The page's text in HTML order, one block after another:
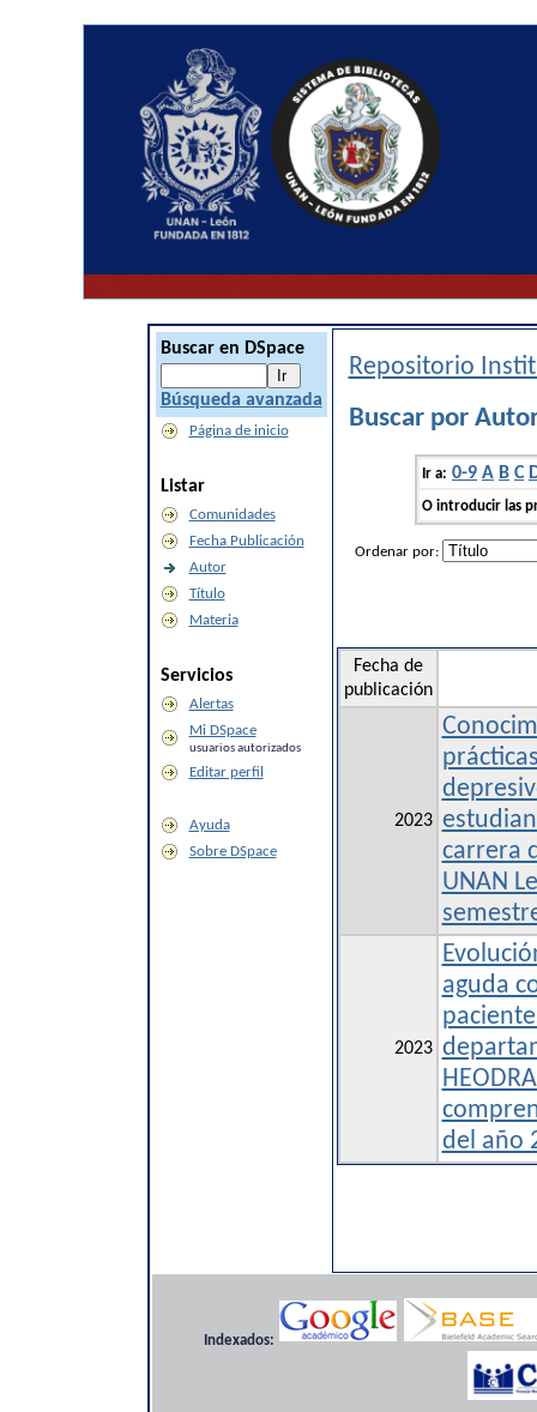
Buscar en DSpace
Búsqueda avanzada
Página de inicio
Listar
Comunidades
Fecha Publicación
Autor
Título
Materia
Servicios
Alertas
Mi DSpace
usuarios autorizados
Editar perfil
Ayuda
Sobre DSpace
Repositorio
Buscar por
Ir a: 0-9 A B C
O introducir las
Ordenar por:
Fecha de
publicación
2023
carrera
UNAN
2023
aguda
del año
Indexados: